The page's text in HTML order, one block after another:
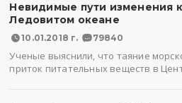
Невидимые пути изменения
Ледовитом океане
10.01.2018 г. 79840
Ученые выяснили, что таяние
приток питательных веществ в